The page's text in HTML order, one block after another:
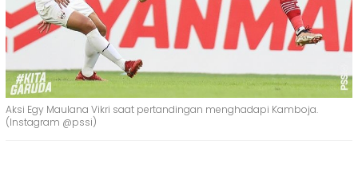
Aksi Egy Maulana Vikri saat pertandingan menghadapi Kamboja.
(Instagram @pssi)